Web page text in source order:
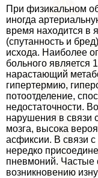
При физикальном
иногда
время находится в
(спyтaнность и
исхода. Наиболее
больного является
нарастающий
гипертермию,
потоотделение,
недостаточности.
нарушения в связи
мозга, высока
асфиксии. В связи
нередко
пневмоний. Частые
возникновению